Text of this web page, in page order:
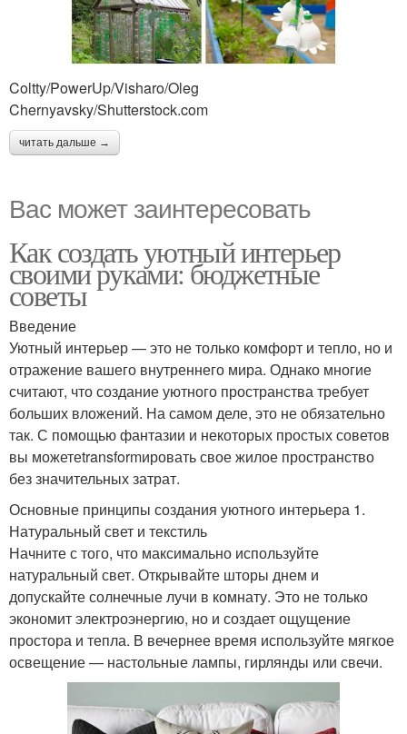
Coltty/PowerUp/Visharo/Oleg
Chernyavsky/Shutterstock.com
читать дальше →
Вас может заинтересовать
Как создать уютный интерьер
своими руками: бюджетные
советы
Введение
Уютный интерьер — это не только комфорт и тепло, но и
отражение вашего внутреннего мира. Однако многие
считают, что создание уютного пространства требует
больших вложений. На самом деле, это не обязательно
так. С помощью фантазии и некоторых простых советов
вы можетеtransformировать свое жилое пространство
без значительных затрат.
Основные принципы создания уютного интерьера 1.
Натуральный свет и текстиль
Начните с того, что максимально используйте
натуральный свет. Открывайте шторы днем и
допускайте солнечные лучи в комнату. Это не только
экономит электроэнергию, но и создает ощущение
простора и тепла. В вечернее время используйте мягкое
освещение — настольные лампы, гирлянды или свечи.